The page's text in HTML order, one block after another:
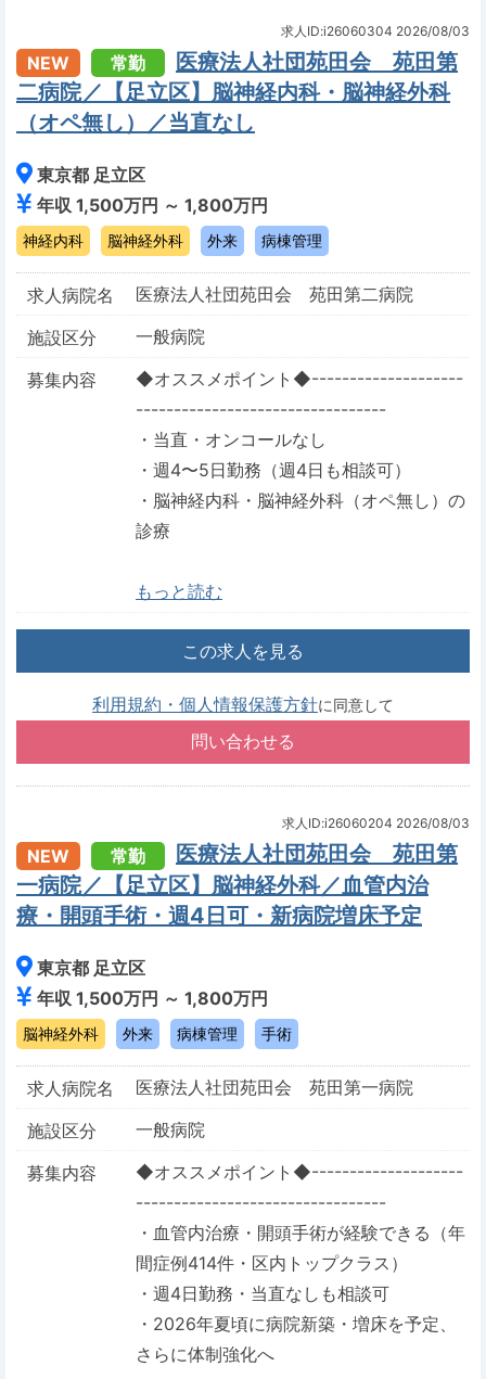
求人ID:i26060304 2026/08/03
NEW 常勤
医療法人社団苑田会 苑田第
二病院／【足立区】脳神経内科・脳神経外科
（オペ無し）／当直なし
東京都 足立区
年収 1,500万円 ～ 1,800万円
神経内科 脳神経外科 外来 病棟管理
求人病院名
医療法人社団苑田会 苑田第二病院
施設区分
一般病院
募集内容
◆オススメポイント◆--------------------
---------------------------------
・当直・オンコールなし
・週4〜5日勤務（週4日も相談可）
・脳神経内科・脳神経外科（オペ無し）の
診療
もっと読む
この求人を見る
利用規約・個人情報保護方針に同意して
求人ID:i26060204 2026/08/03
NEW 常勤
医療法人社団苑田会 苑田第
一病院／【足立区】脳神経外科／血管内治
療・開頭手術・週4日可・新病院増床予定
東京都 足立区
年収 1,500万円 ～ 1,800万円
脳神経外科 外来 病棟管理 手術
求人病院名
医療法人社団苑田会 苑田第一病院
施設区分
一般病院
募集内容
◆オススメポイント◆--------------------
---------------------------------
・血管内治療・開頭手術が経験できる（年
間症例414件・区内トップクラス）
・週4日勤務・当直なしも相談可
・2026年夏頃に病院新築・増床を予定、
さらに体制強化へ